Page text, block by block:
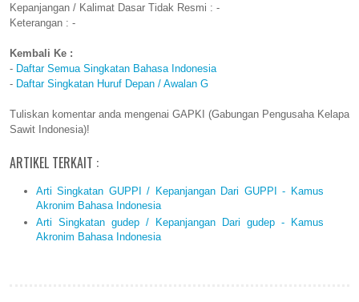
Kepanjangan / Kalimat Dasar Tidak Resmi : -
Keterangan : -
Kembali Ke :
- Daftar Semua Singkatan Bahasa Indonesia
- Daftar Singkatan Huruf Depan / Awalan G
Tuliskan komentar anda mengenai GAPKI (Gabungan Pengusaha Kelapa
Sawit Indonesia)!
ARTIKEL TERKAIT :
Arti Singkatan GUPPI / Kepanjangan Dari GUPPI - Kamus
Akronim Bahasa Indonesia
Arti Singkatan gudep / Kepanjangan Dari gudep - Kamus
Akronim Bahasa Indonesia